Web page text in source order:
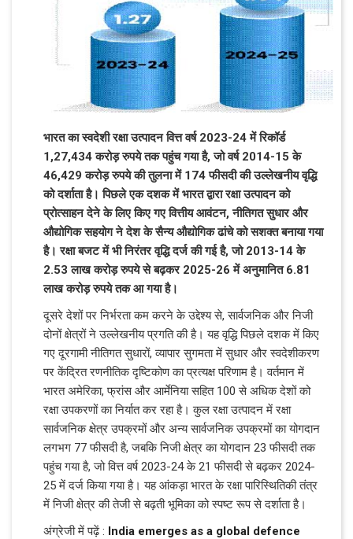
भारत का स्वदेशी रक्षा उत्पादन वित्त वर्ष 2023-24 में रिकॉर्ड
1,27,434 करोड़ रुपये तक पहुंच गया है, जो वर्ष 2014-15 के
46,429 करोड़ रुपये की तुलना में 174 फीसदी की उल्लेखनीय वृद्धि
को दर्शाता है। पिछले एक दशक में भारत द्वारा रक्षा उत्पादन को
प्रोत्साहन देने के लिए किए गए वित्तीय आवंटन, नीतिगत सुधार और
औद्योगिक सहयोग ने देश के सैन्य औद्योगिक ढांचे को सशक्त बनाया गया
है। रक्षा बजट में भी निरंतर वृद्धि दर्ज की गई है, जो 2013-14 के
2.53 लाख करोड़ रुपये से बढ़कर 2025-26 में अनुमानित 6.81
लाख करोड़ रुपये तक आ गया है।
दूसरे देशों पर निर्भरता कम करने के उद्देश्य से, सार्वजनिक और निजी
दोनों क्षेत्रों ने उल्लेखनीय प्रगति की है। यह वृद्धि पिछले दशक में किए
गए दूरगामी नीतिगत सुधारों, व्यापार सुगमता में सुधार और स्वदेशीकरण
पर केंद्रित रणनीतिक दृष्टिकोण का प्रत्यक्ष परिणाम है। वर्तमान में
भारत अमेरिका, फ्रांस और आर्मेनिया सहित 100 से अधिक देशों को
रक्षा उपकरणों का निर्यात कर रहा है। कुल रक्षा उत्पादन में रक्षा
सार्वजनिक क्षेत्र उपक्रमों और अन्य सार्वजनिक उपक्रमों का योगदान
लगभग 77 फीसदी है, जबकि निजी क्षेत्र का योगदान 23 फीसदी तक
पहुंच गया है, जो वित्त वर्ष 2023-24 के 21 फीसदी से बढ़कर 2024-
25 में दर्ज किया गया है। यह आंकड़ा भारत के रक्षा पारिस्थितिकी तंत्र
में निजी क्षेत्र की तेजी से बढ़ती भूमिका को स्पष्ट रूप से दर्शाता है।
अंग्रेजी में पढ़ें : India emerges as a global defence